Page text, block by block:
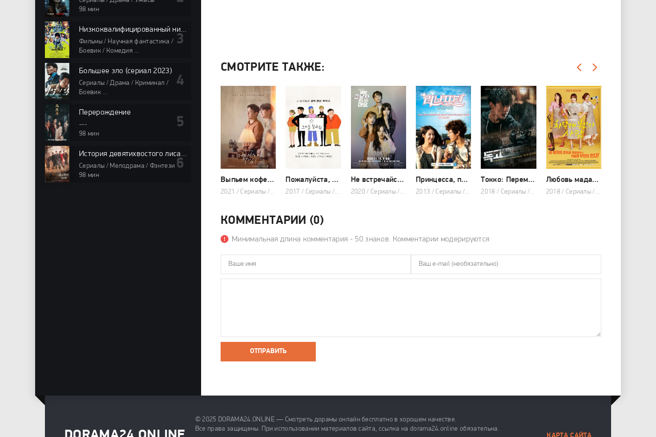
СМОТРИТЕ ТАКЖЕ:
Выпьем кофе? (сериал 2021)
2021 / Сериалы / Драма / Мелодрама
Пожалуйста, найдите её! (мини–сериал 2017)
2017 / Сериалы / Мелодрама
Не встречайся с ним, пожалуйста! (сериал 2020 – 2021)
2020 / Сериалы / Мелодрама / Фантастика / Комедия
Принцесса, пожалуйста, помни
2013 / Сериалы / Мелодрама / Комедия
Токко: Перемотка (сериал 2018)
2018 / Сериалы / Драма / Боевик
Любовь мадам Чха Даль-лэ (сериал 2018 – 2019)
2018 / Сериалы / Драма / Мелодрама / Комедия
КОММЕНТАРИИ (0)
Минимальная длина комментария - 50 знаков. Комментарии модерируются
ОТПРАВИТЬ
98 мин
Низкоквалифицированный ниндзя
Фильмы / Научная фантастика /
Боевик / Комедия
Большее зло (сериал 2023)
Сериалы / Драма / Криминал /
Боевик
Перерождение
---
98 мин
История девятихвостого лиса 1938
Сериалы / Мелодрама / Фэнтези
98 мин
© 2025 DORAMA24.ONLINE — Смотреть дорамы онлайн бесплатно в хорошем качестве.
Все права защищены. При использовании материалов сайта, ссылка на dorama24.online обязательна.